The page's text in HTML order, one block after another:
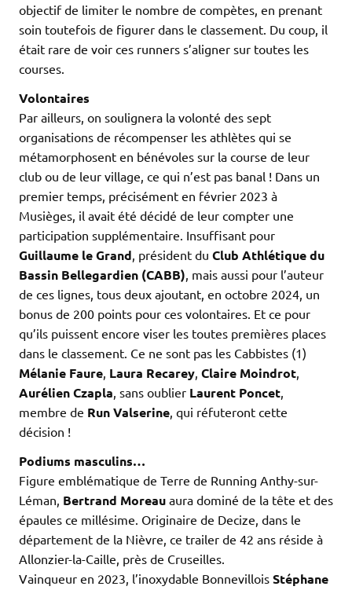
objectif de limiter le nombre de compètes, en prenant
soin toutefois de figurer dans le classement. Du coup, il
était rare de voir ces runners s’aligner sur toutes les
courses.
Volontaires
Par ailleurs, on soulignera la volonté des sept
organisations de récompenser les athlètes qui se
métamorphosent en bénévoles sur la course de leur
club ou de leur village, ce qui n’est pas banal ! Dans un
premier temps, précisément en février 2023 à
Musièges, il avait été décidé de leur compter une
participation supplémentaire. Insuffisant pour
Guillaume le Grand , président du Club Athlétique du
Bassin Bellegardien (CABB) , mais aussi pour l’auteur
de ces lignes, tous deux ajoutant, en octobre 2024, un
bonus de 200 points pour ces volontaires. Et ce pour
qu’ils puissent encore viser les toutes premières places
dans le classement. Ce ne sont pas les Cabbistes (1)
Mélanie Faure Laura Recarey Claire Moindrot
Aurélien Czapla , sans oublier Laurent Poncet
membre de Run Valserine , qui réfuteront cette
décision !
Podiums masculins…
Figure emblématique de Terre de Running Anthy-sur-
Léman, Bertrand Moreau aura dominé de la tête et des
épaules ce millésime. Originaire de Decize, dans le
département de la Nièvre, ce trailer de 42 ans réside à
Allonzier-la-Caille, près de Cruseilles.
Vainqueur en 2023, l’inoxydable Bonnevillois Stéphane